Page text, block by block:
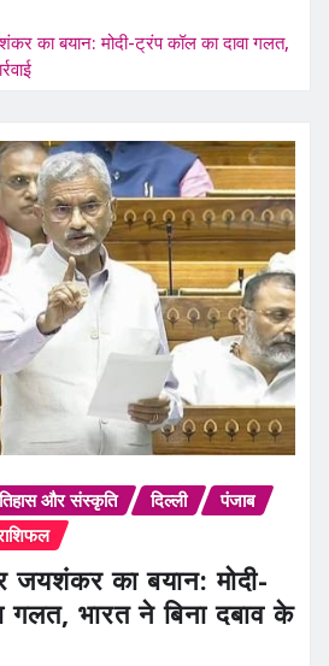
का बयान: मोदी-ट्रंप कॉल का दावा गलत,
और संस्कृति दिल्ली
पंजाब
का बयान: मोदी-
गलत, भारत ने बिना दबाव के